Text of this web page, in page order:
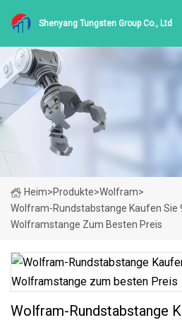
Shenyang Tungsten Group Co., Ltd
Heim>Produkte>Wolfram>
Wolfram-Rundstabstange Kaufen Sie
Wolframstange Zum Besten Preis
Wolfram-Rundstabstange